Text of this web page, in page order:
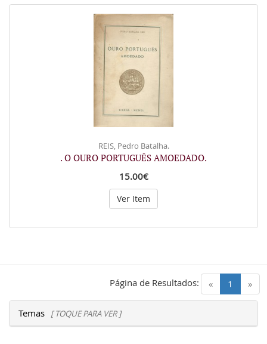
REIS, Pedro Batalha.
. O OURO PORTUGUÊS AMOEDADO.
15.00€
Ver Item
« 1 (current)
»
Página de Resultados:
Temas [ TOQUE PARA VER ]